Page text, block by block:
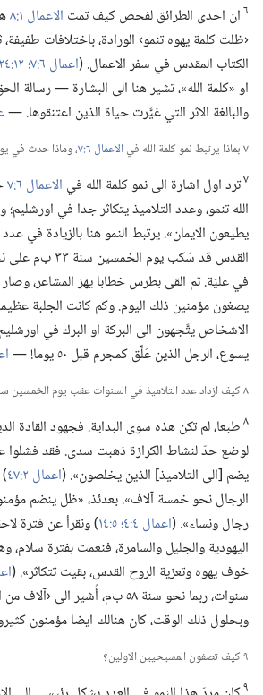
٦ان احدى الطرائق لفحص كيف تمت الاعمال ١:‏٨
‹ظلت كلمة يهوه تنمو› الورادة،‏ باختلافات
الكتاب المقدس في سفر الاعمال.‏ (‏اعمال ٦:‏٧؛‏
او «كلمة الله»،‏ تشير هنا الى البشارة —‏ رسالة
والبالغة الاثر التي غيَّرت حياة الذين اعتنقوها.‏ —‏
٧ بماذا يرتبط نمو كلمة الله في الاعمال ٦:‏٧
‏،‏ وماذا حدث في يوم
٧ترد اول اشارة الى نمو كلمة الله في الاعمال ٦:‏٧
الله تنمو،‏ وعدد التلاميذ يتكاثر جدا في
يطيعون الايمان».‏ يرتبط النمو هنا بالزيادة في
يصغون مؤمنين ذلك اليوم.‏ وكم كانت الجلبة
الاشخاص يتَّجهون الى البركة او البرك في
يسوع،‏ الرجل الذين عُلِّق كمجرم قبل ٥٠ يوما!‏ —‏
٨ كيف ازداد عدد التلاميذ في السنوات عقب يوم الخمسين سنة ٣٣ ب‌م؟‏
٨طبعا،‏ لم تكن هذه سوى البداية.‏ فجهود القادة
لوضع حدّ لنشاط الكرازة ذهبت سدى.‏ فقد فشلوا
يضم [الى التلاميذ] الذين يخلصون».‏ (‏اعمال ٢:‏٤٧
الرجال نحو خمسة آلاف».‏ بعدئذ،‏ «ظل ينضم
رجال ونساء».‏ (‏اعمال ٤:‏٤؛‏
‏)‏ ونقرأ عن فترة
اليهودية والجليل والسامرة،‏ فنعمت بفترة
خوف يهوه وتعزية الروح القدس،‏ بقيت تتكاثر».‏ (‏
سنوات،‏ ربما نحو سنة ٥٨ ب‌م،‏ أُشير الى ‹آلاف من المؤمنين›.‏ (‏
وبحلول ذلك الوقت،‏ كان هنالك ايضا مؤمنون
٩ كيف تصفون المسيحيين الاولين؟‏
٩